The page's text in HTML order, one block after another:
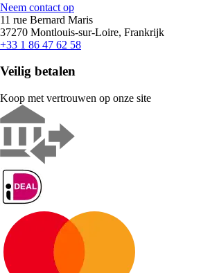
Neem contact op
11 rue Bernard Maris
37270 Montlouis-sur-Loire, Frankrijk
+33 1 86 47 62 58
Veilig betalen
Koop met vertrouwen op onze site